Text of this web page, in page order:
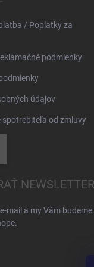
/ Poplatky za
podmienky
údajov
spotrebiteľa od zmluvy
NEWSLETTER
mail a my Vám